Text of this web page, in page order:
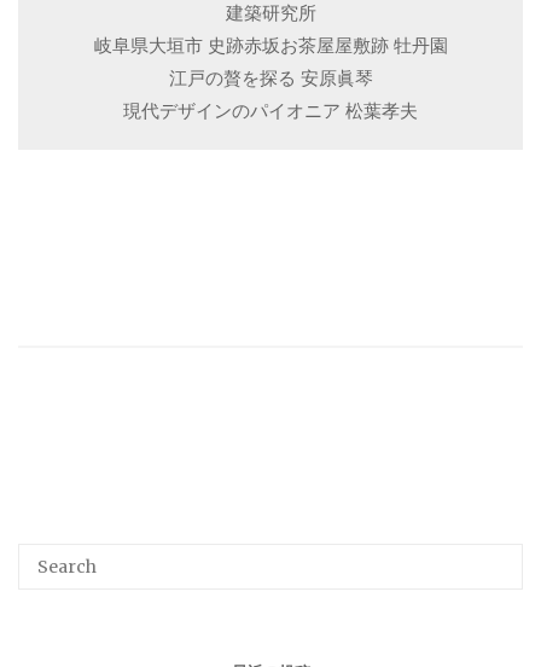
建築研究所
岐阜県大垣市 史跡赤坂お茶屋屋敷跡 牡丹園
江戸の贅を探る 安原眞琴
現代デザインのパイオニア 松葉孝夫